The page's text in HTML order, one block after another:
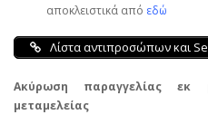
αποκλειστικά από εδώ
Λίστα αντιπροσώπων και
Ακύρωση παραγγελίας
μεταμελείας